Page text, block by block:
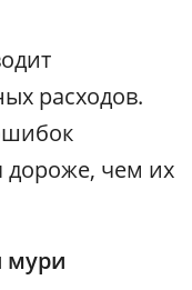
расходов.
дороже, чем их
мури